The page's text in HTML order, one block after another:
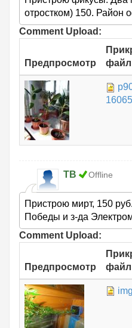
отростком) 150. Район
Comment Upload:
Предпросмотр
файл
ТВ Offline
Пристрою мирт, 150
Победы и з-да
Comment Upload:
Предпросмотр
файл